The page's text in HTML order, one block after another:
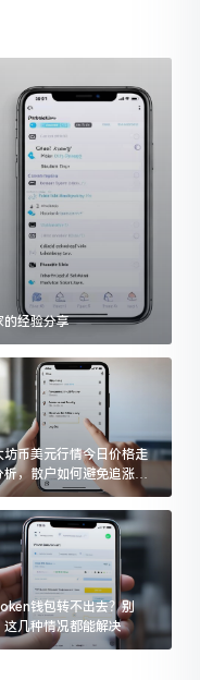
经验分享
坊币美元行情今日价格走
析，散户如何避免追涨杀
套牢
钱包转不出去？别
这几种情况都能解决